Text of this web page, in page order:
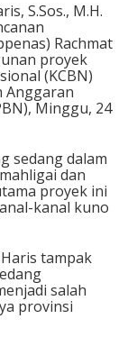
S.Sos., M.H.
Rachmat
proyek
(KCBN)
Anggaran
Minggu, 24
sedang dalam
dan
proyek ini
kanal kuno
tampak
salah
provinsi